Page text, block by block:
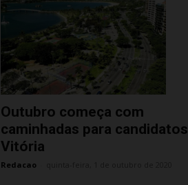
Outubro começa com
caminhadas para
Vitória
Redacao